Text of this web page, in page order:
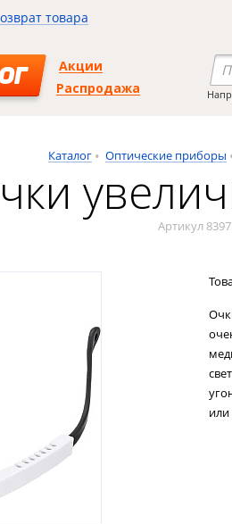
товара
Акции
Распродажа
Каталог Оптические приборы
Артикул
или